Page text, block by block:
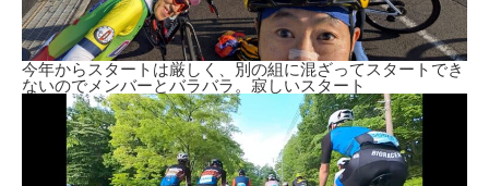
今年からスタートは厳しく、別の組に混ざってスタートでき
ないのでメンバーとバラバラ。寂しいスタート